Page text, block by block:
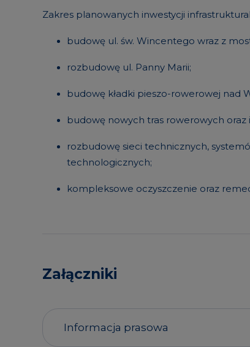
Zakres planowanych inwestycji
budowę ul. św. Wincentego wraz z
rozbudowę ul. Panny Marii;
budowę kładki pieszo-rowerowej nad
budowę nowych tras rowerowych oraz
rozbudowę sieci technicznych,
technologicznych;
kompleksowe oczyszczenie oraz
Załączniki
Informacja prasowa